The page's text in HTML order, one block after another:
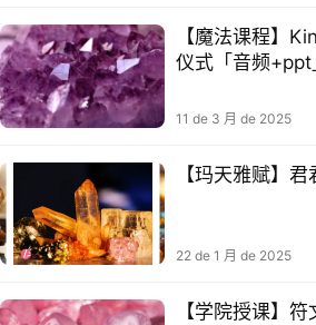
【魔法课程】
仪式「音频+ppt
11 de 3 月 de 2025
【玛天雅‬赋】
22 de 1 月 de 2025
【学院授课】